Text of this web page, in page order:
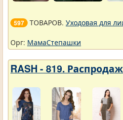
597 ТОВАРОВ. Уходовая для
Орг: МамаСтепашки
RASH - 819.